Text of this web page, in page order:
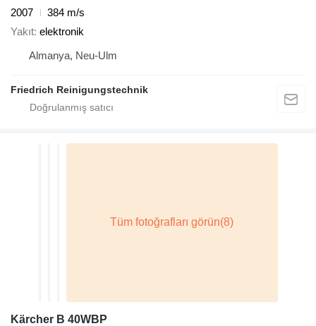
2007
384 m/s
Yakıt elektronik
Almanya, Neu-Ulm
Friedrich Reinigungstechnik
Kärcher B 40WBP